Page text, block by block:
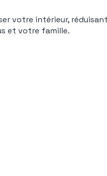
votre intérieur,
et votre famille.